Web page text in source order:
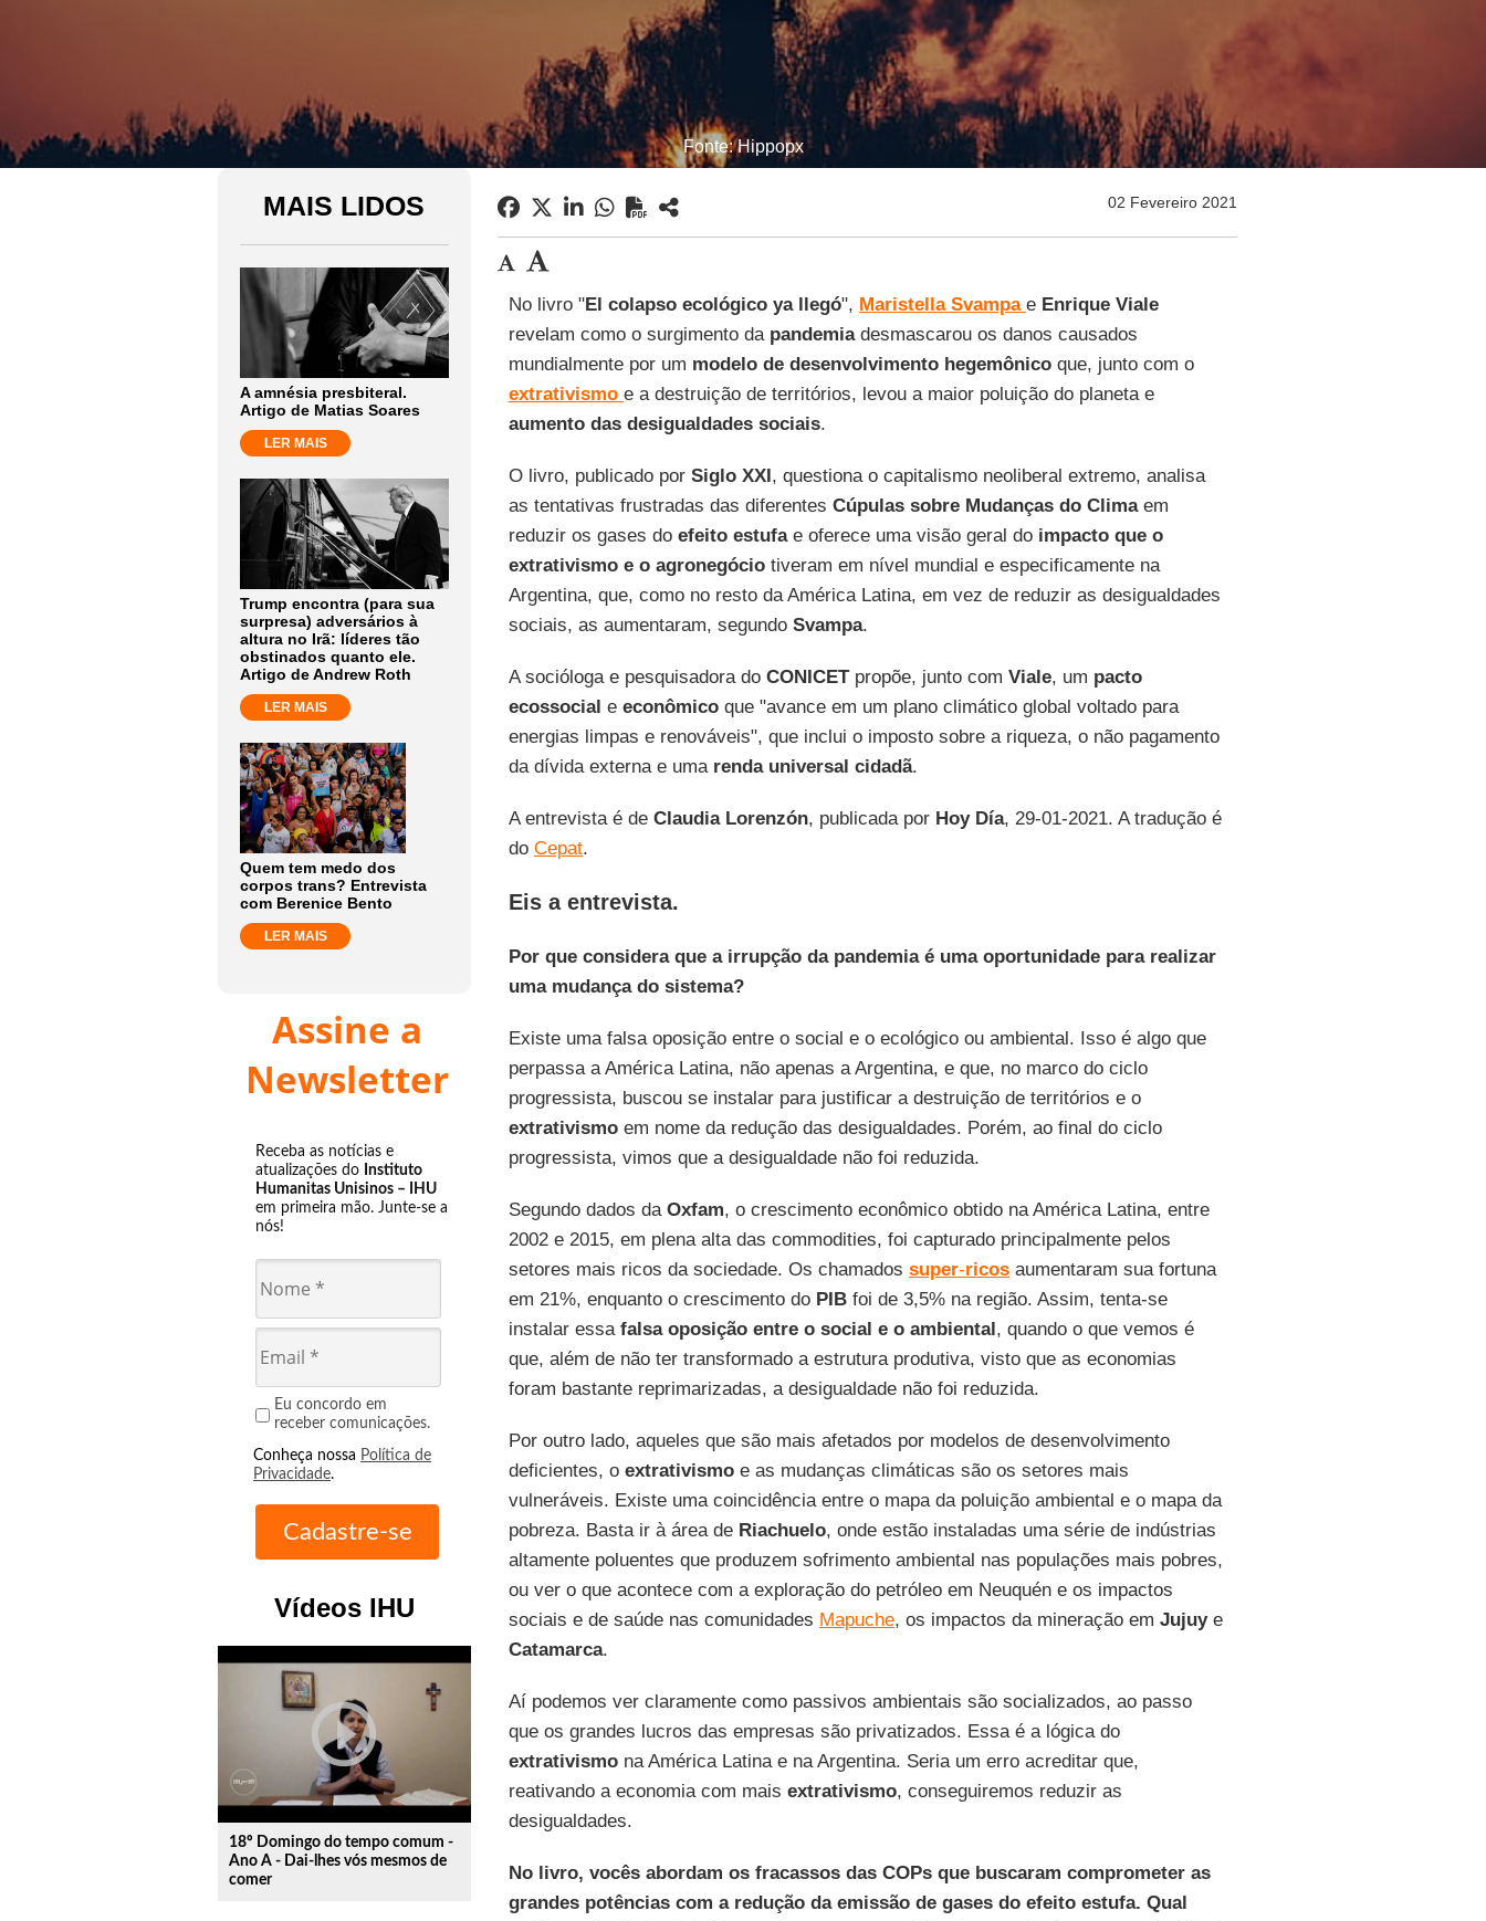
Fonte: Hippopx
MAIS LIDOS
A amnésia presbiteral.
Artigo de Matias Soares
LER MAIS
Trump encontra (para sua
surpresa) adversários à
altura no Irã: líderes tão
obstinados quanto ele.
Artigo de Andrew Roth
LER MAIS
Quem tem medo dos
corpos trans? Entrevista
com Berenice Bento
LER MAIS
Assine a
Newsletter
Receba as notícias e
atualizações do Instituto
Humanitas Unisinos – IHU
em primeira mão. Junte-se a
nós!
Eu concordo em
receber comunicações.
Conheça nossa Política de
Privacidade.
Vídeos IHU
play_circle_outline
18º Domingo do tempo comum -
Ano A - Dai-lhes vós mesmos de
comer
02 Fevereiro 2021
No livro "El colapso ecológico ya llegó", Maristella Svampa e Enrique Viale
revelam como o surgimento da pandemiadesmascarou os danos causados
mundialmente por um modelo de desenvolvimento hegemônicoque, junto com o
extrativismo e a destruição de territórios, levou a maior poluição do planeta e
aumento das desigualdades sociais.
O livro, publicado por Siglo XXI, questiona o capitalismo neoliberal extremo, analisa
as tentativas frustradas das diferentes Cúpulas sobre Mudanças do Climaem
reduzir os gases do efeito estufae oferece uma visão geral do impacto que o
extrativismo e o agronegóciotiveram em nível mundial e especificamente na
Argentina, que, como no resto da América Latina, em vez de reduzir as desigualdades
sociais, as aumentaram, segundo Svampa.
A socióloga e pesquisadora do CONICETpropõe, junto com Viale, um pacto
ecossocial e econômicoque "avance em um plano climático global voltado para
energias limpas e renováveis", que inclui o imposto sobre a riqueza, o não pagamento
da dívida externa e uma renda universal cidadã.
A entrevista é de Claudia Lorenzón, publicada por Hoy Día, 29-01-2021. A tradução é
do Cepat.
Eis a entrevista.
Por que considera que a irrupção da pandemia é uma oportunidade para realizar
uma mudança do sistema?
Existe uma falsa oposição entre o social e o ecológico ou ambiental. Isso é algo que
perpassa a América Latina, não apenas a Argentina, e que, no marco do ciclo
progressista, buscou se instalar para justificar a destruição de territórios e o
extrativismoem nome da redução das desigualdades. Porém, ao final do ciclo
progressista, vimos que a desigualdade não foi reduzida.
Segundo dados da Oxfam, o crescimento econômico obtido na América Latina, entre
2002 e 2015, em plena alta das commodities, foi capturado principalmente pelos
setores mais ricos da sociedade. Os chamados super-ricosaumentaram sua fortuna
em 21%, enquanto o crescimento do PIBfoi de 3,5% na região. Assim, tenta-se
instalar essa falsa oposição entre o social e o ambiental, quando o que vemos é
que, além de não ter transformado a estrutura produtiva, visto que as economias
foram bastante reprimarizadas, a desigualdade não foi reduzida.
Por outro lado, aqueles que são mais afetados por modelos de desenvolvimento
deficientes, o extrativismoe as mudanças climáticas são os setores mais
vulneráveis. Existe uma coincidência entre o mapa da poluição ambiental e o mapa da
pobreza. Basta ir à área de Riachuelo, onde estão instaladas uma série de indústrias
altamente poluentes que produzem sofrimento ambiental nas populações mais pobres,
ou ver o que acontece com a exploração do petróleo em Neuquén e os impactos
sociais e de saúde nas comunidades Mapuche, os impactos da mineração em Jujuye
Catamarca.
Aí podemos ver claramente como passivos ambientais são socializados, ao passo
que os grandes lucros das empresas são privatizados. Essa é a lógica do
extrativismona América Latina e na Argentina. Seria um erro acreditar que,
reativando a economia com mais extrativismo, conseguiremos reduzir as
desigualdades.
No livro, vocês abordam os fracassos das COPs que buscaram comprometer as
grandes potências com a redução da emissão de gases do efeito estufa. Qual